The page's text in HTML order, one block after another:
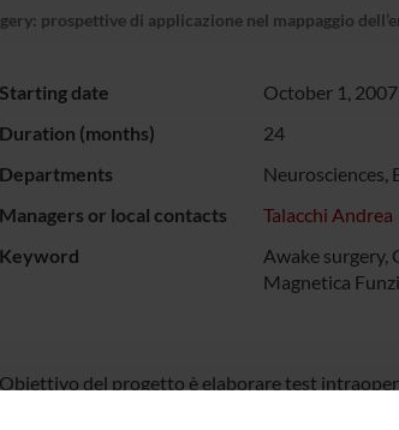
prospettive di applicazione nel mappaggio
Starting date
October 1, 2007
Duration (months)
24
Departments
Neurosciences,
Managers or local contacts
Talacchi Andrea
Keyword
Awake surgery,
Magnetica
Obiettivo del progetto è elaborare test
chirurgica dei gliomi cerebrali in pazienti svegli